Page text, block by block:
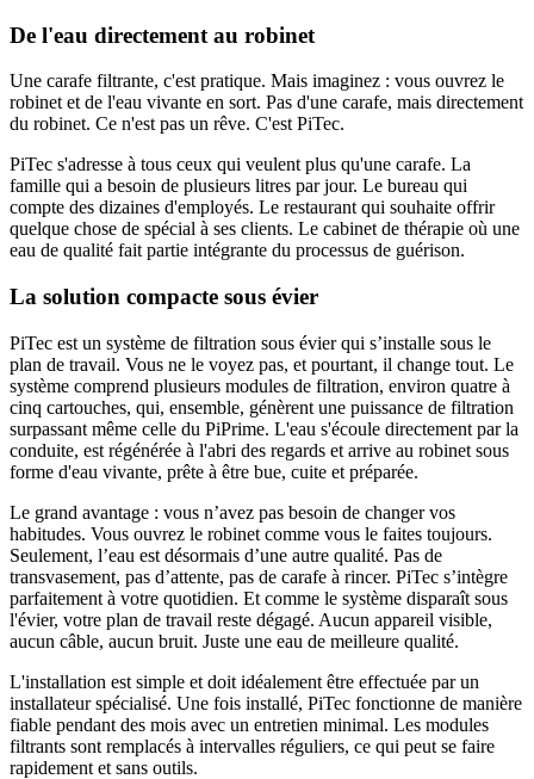
De l'eau directement au robinet
Une carafe filtrante, c'est pratique. Mais imaginez : vous ouvrez le
robinet et de l'eau vivante en sort. Pas d'une carafe, mais directement
du robinet. Ce n'est pas un rêve. C'est PiTec.
PiTec s'adresse à tous ceux qui veulent plus qu'une carafe. La
famille qui a besoin de plusieurs litres par jour. Le bureau qui
compte des dizaines d'employés. Le restaurant qui souhaite offrir
quelque chose de spécial à ses clients. Le cabinet de thérapie où une
eau de qualité fait partie intégrante du processus de guérison.
La solution compacte sous évier
PiTec est un système de filtration sous évier qui s’installe sous le
plan de travail. Vous ne le voyez pas, et pourtant, il change tout. Le
système comprend plusieurs modules de filtration, environ quatre à
cinq cartouches, qui, ensemble, génèrent une puissance de filtration
surpassant même celle du PiPrime. L'eau s'écoule directement par la
conduite, est régénérée à l'abri des regards et arrive au robinet sous
forme d'eau vivante, prête à être bue, cuite et préparée.
Le grand avantage : vous n’avez pas besoin de changer vos
habitudes. Vous ouvrez le robinet comme vous le faites toujours.
Seulement, l’eau est désormais d’une autre qualité. Pas de
transvasement, pas d’attente, pas de carafe à rincer. PiTec s’intègre
parfaitement à votre quotidien. Et comme le système disparaît sous
l'évier, votre plan de travail reste dégagé. Aucun appareil visible,
aucun câble, aucun bruit. Juste une eau de meilleure qualité.
L'installation est simple et doit idéalement être effectuée par un
installateur spécialisé. Une fois installé, PiTec fonctionne de manière
fiable pendant des mois avec un entretien minimal. Les modules
filtrants sont remplacés à intervalles réguliers, ce qui peut se faire
rapidement et sans outils.